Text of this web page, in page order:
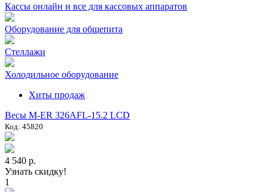
Кассы онлайн и все для кассовых аппаратов
Оборудование для общепита
Стеллажи
Холодильное оборудование
Хиты продаж
Весы M-ER 326AFL-15.2 LCD
Код: 45820
4 540 р.
Узнать скидку!
1